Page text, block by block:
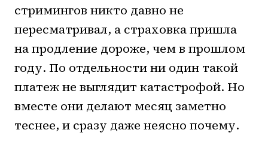
стримингов никто давно не
пересматривал, а страховка пришла
на продление дороже, чем в прошлом
году. По отдельности ни один такой
платеж не выглядит катастрофой. Но
вместе они делают месяц заметно
теснее, и сразу даже неясно почему.